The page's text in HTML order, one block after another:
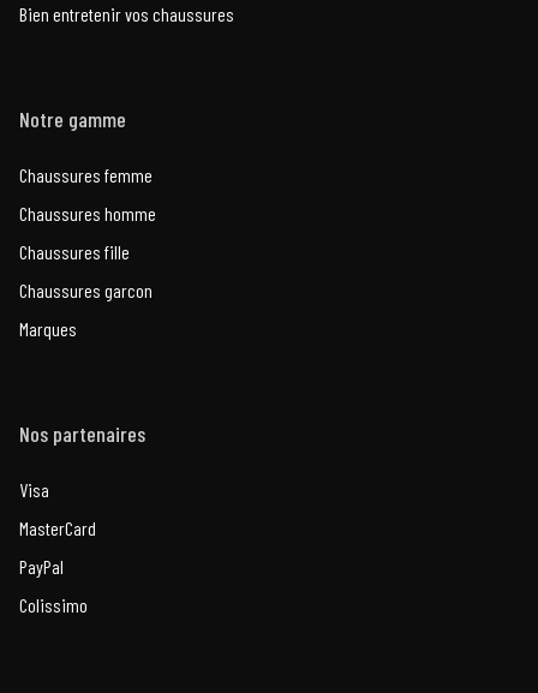
Bien entretenir vos chaussures
Notre gamme
Chaussures femme
Chaussures homme
Chaussures fille
Chaussures garcon
Marques
Nos partenaires
Visa
MasterCard
PayPal
Colissimo